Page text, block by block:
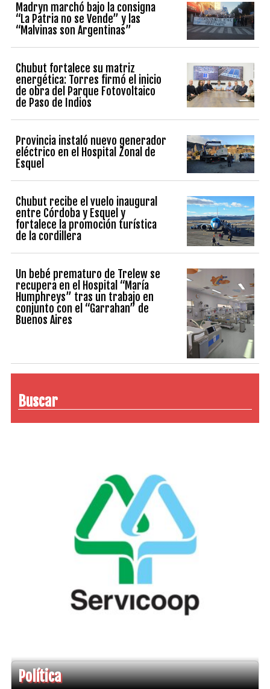
Madryn marchó bajo la consigna
“La Patria no se Vende” y las
“Malvinas son Argentinas”
Chubut fortalece su matriz
energética: Torres firmó el inicio
de obra del Parque Fotovoltaico
de Paso de Indios
Provincia instaló nuevo generador
eléctrico en el Hospital Zonal de
Esquel
Chubut recibe el vuelo inaugural
entre Córdoba y Esquel y
fortalece la promoción turística
de la cordillera
Un bebé prematuro de Trelew se
recupera en el Hospital “María
Humphreys” tras un trabajo en
conjunto con el “Garrahan” de
Buenos Aires
Buscar
Política